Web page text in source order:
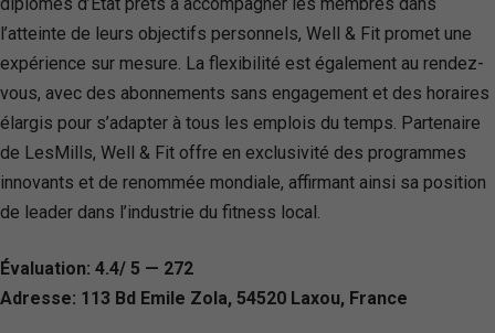
l’atteinte de leurs objectifs personnels, Well & Fit promet une
expérience sur mesure. La flexibilité est également au rendez-
vous, avec des abonnements sans engagement et des horaires
élargis pour s’adapter à tous les emplois du temps. Partenaire
de LesMills, Well & Fit offre en exclusivité des programmes
innovants et de renommée mondiale, affirmant ainsi sa position
de leader dans l’industrie du fitness local.
Évaluation: 4.4/ 5 — 272
Adresse: 113 Bd Emile Zola, 54520 Laxou, France